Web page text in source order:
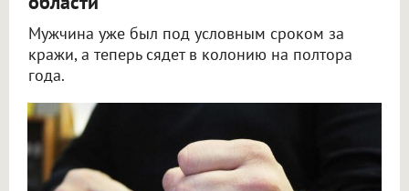
Мужчина уже был под условным сроком за
кражи, а теперь сядет в колонию на полтора
года.